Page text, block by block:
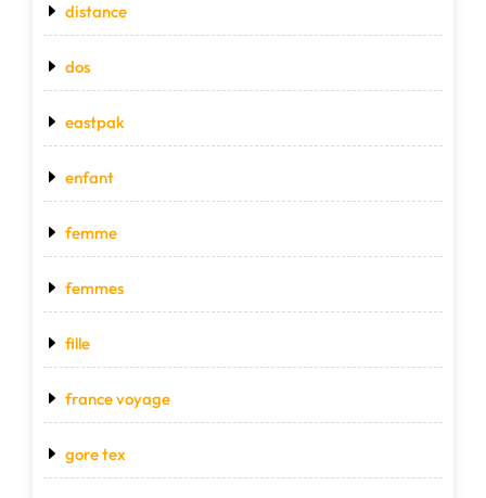
distance
dos
eastpak
enfant
femme
femmes
fille
france voyage
gore tex